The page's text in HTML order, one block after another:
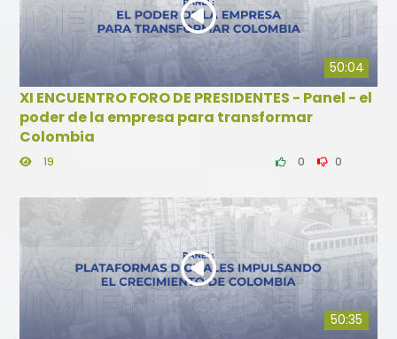
50:04
XI ENCUENTRO FORO DE PRESIDENTES - Panel - el
poder de la empresa para transformar
Colombia
19 0 0
50:35